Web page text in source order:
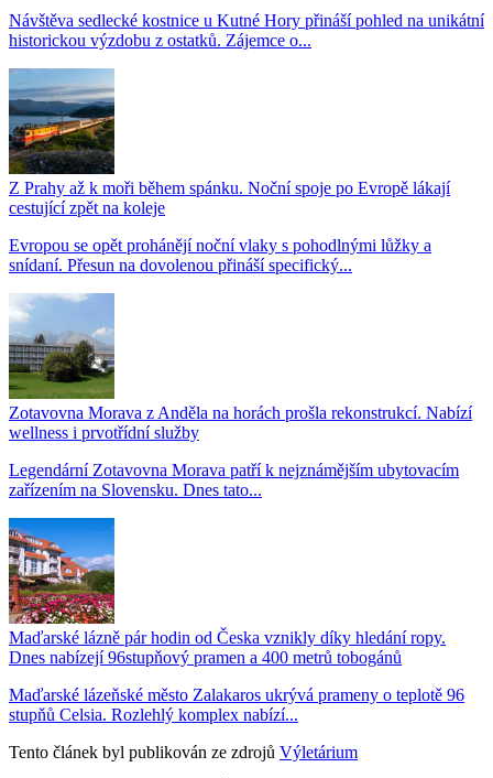
Návštěva sedlecké kostnice u Kutné Hory přináší pohled na unikátní
historickou výzdobu z ostatků. Zájemce o...
Z Prahy až k moři během spánku. Noční spoje po Evropě lákají
cestující zpět na koleje
Evropou se opět prohánějí noční vlaky s pohodlnými lůžky a
snídaní. Přesun na dovolenou přináší specifický...
Zotavovna Morava z Anděla na horách prošla rekonstrukcí. Nabízí
wellness i prvotřídní služby
Legendární Zotavovna Morava patří k nejznámějším ubytovacím
zařízením na Slovensku. Dnes tato...
Maďarské lázně pár hodin od Česka vznikly díky hledání ropy.
Dnes nabízejí 96stupňový pramen a 400 metrů tobogánů
Maďarské lázeňské město Zalakaros ukrývá prameny o teplotě 96
stupňů Celsia. Rozlehlý komplex nabízí...
Tento článek byl publikován ze zdrojů Výletárium